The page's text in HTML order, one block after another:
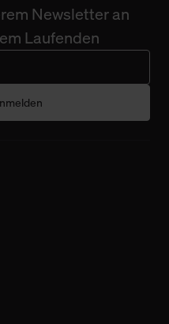
Newsletter an
Laufenden